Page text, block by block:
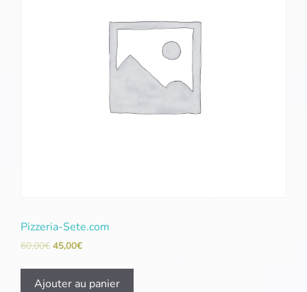
Pizzeria-Sete.com
60,00€ 45,00€
Ajouter au panier